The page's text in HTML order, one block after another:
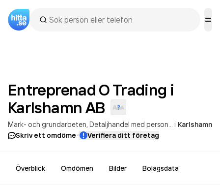
Entreprenad O Trading i
Karlshamn AB
Mark- och grundarbeten Detaljhandel med personbilar och lätta motorfordon i Karlshamn
Skriv ett omdöme· Verifiera ditt företag
Överblick Omdömen Bilder Bolagsdata